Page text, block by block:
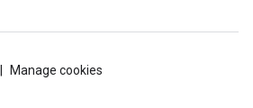
Manage cookies